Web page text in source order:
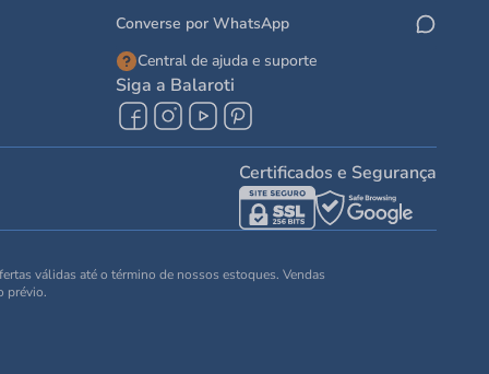
Converse por WhatsApp
Central de ajuda e suporte
Siga a Balaroti
Certificados e Segurança
válidas até o término de nossos estoques. Vendas
prévio.